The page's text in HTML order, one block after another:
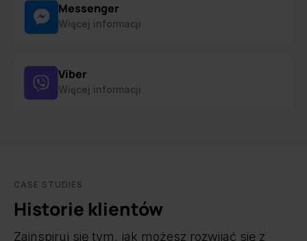
Messenger
Więcej informacji
Viber
Więcej informacji
CASE STUDIES
Historie klientów
Zainspiruj się tym, jak możesz rozwijać się z